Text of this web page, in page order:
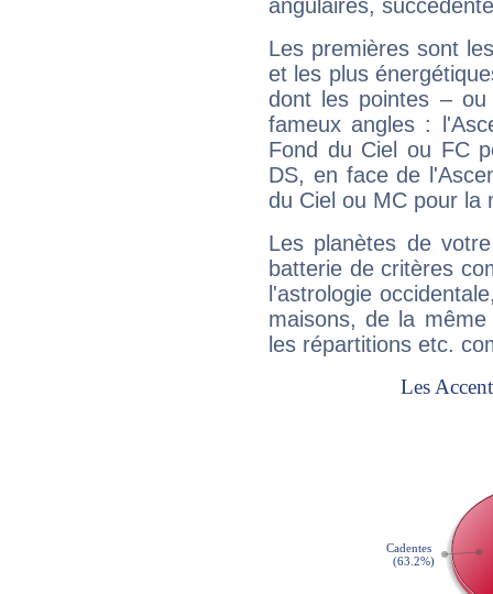
angulaires,
Les premières sont
et les plus
dont les pointes –
fameux angles :
Fond du Ciel ou FC
DS, en face de
du Ciel ou MC pour la
Les planètes de
batterie de critères
l'astrologie
maisons, de la
les répartitions etc.